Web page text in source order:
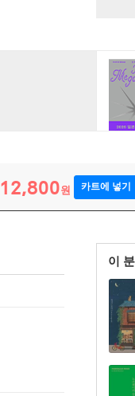
12,800원 카트에 넣기
이